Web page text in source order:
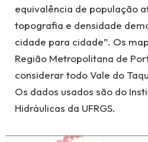
equivalência de população
topografia e densidade
cidade para cidade”. Os
Região Metropolitana de
considerar todo Vale do
Os dados usados são do
Hidráulicas da UFRGS.